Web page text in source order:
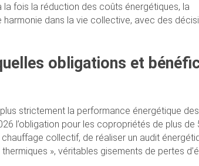
fois la réduction des coûts énergétiques, la
dans la vie collective, avec des
obligations et
strictement la performance énergétique des
l’obligation pour les copropriétés de plus de
collectif, de réaliser un audit
», véritables gisements de pertes